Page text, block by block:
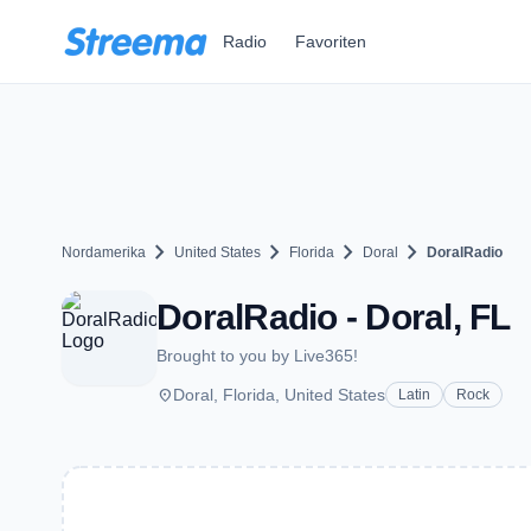
Radio Favoriten
Nordamerika chevron_right United States chevron_right Florida chevron_right Doral chevron_right DoralRadio
DoralRadio - Doral, FL
Brought to you by Live365!
placeDoral, Florida, United States Latin Rock